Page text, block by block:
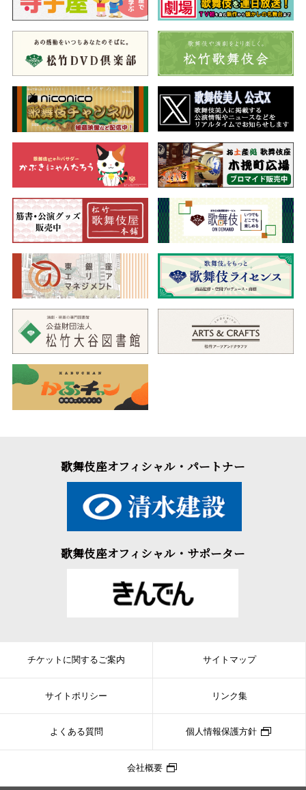
歌舞伎座オフィシャル・パートナー
歌舞伎座オフィシャル・サポーター
チケットに関するご案内 サイトマップ
サイトポリシー リンク集
よくある質問 個人情報保護方針
会社概要